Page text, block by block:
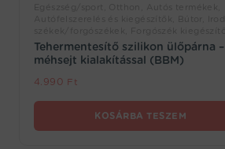
Tehermentesítő szilikon ülőpárna –
méhsejt kialakítással (BBM)
4.990 Ft
KOSÁRBA TESZEM